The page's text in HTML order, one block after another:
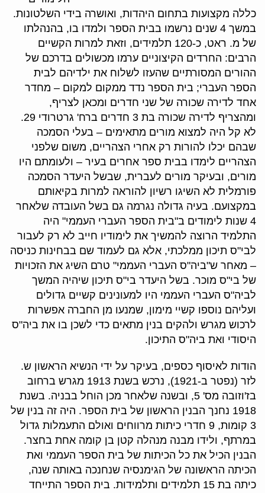
כללה מקצועות בתחום היהדות, ואושרה בידי השלטונות.
במשך 4 שנים נרשמו בבית הספר ולמדו בו, בהנהלתו
של מ. ראט, כ-120 תלמידים, וזאת למרות הקשיים
הרבים: החרדים הקיצוניים ערמו מכשולים בדרכם של
ההורים המסורתיים שהעזו לשלוח את ילדיהם לבית
הספר העברי; בית הספר נדד ממקום למקום – מחדר
אחד לדירה שכורה של שני חדרים ומכאן לצריף,
ומהצריף לדירה שכורה בת 3 חדרים ברח' גרטרודי 29.
לא קל היה למצוא מורים מתאימים – בעלי הסמכה
שבהם יכלו להורות רק אחרי הצהריים, משום שלפני
הצהריים לימדו בבית ספר אחרים בעיר – ולעומתם היו
מורים, ובעיקר מורים לעברית, שבשל היעדר הסמכה
פורמלית לא השיגו רשיון להוראה למרות בקיאותם
במקצועם. בעיה גדולה נגרמה גם בשל העובדה שלאחר
4 שנות לימודים ב"בית הספר העברי העממי" היה
התלמיד הרוצה להמשיך את לימודיו חייב לא רק לעבור
לבי"ס תיכון ממלכתי, אלא גם לעמוד שם בבחינות כניסה
– מאחר ש"ביה"ס העברי העממי" טרם השיג את הזכויות
של בי"ס מוכר. בשל היעדר בי"ס תיכון שיהיה המשך
לביה"ס העברי העממי היו למעונינים קשיים גדולים
ועליהם נוספו קשיי מימון, שמנעו מן החברה אפשרות
לרכוש מגרש ולהקים בנין מתאים כדי לשכן בו את ביה"ס
היסודי ואת ביה"ס התיכון.
הודות לאיסוף כספים, בעיקר על ידי הנשיא הראשון ש.
לזר (נפטר ב-1921), נרכש בשנת 1913 מגרש ברחוב
בז'וזובה מס' 5, ובשנה שלאחר מכן הוחל בבניה. בשנת
1918 נחנך הבנין הראשון של בית הספר. היה זה בנין של
3 קומות, 9 חדרי כיתות מרווחים ואולם התעמלות גדול
במרתף, ולידו מבנה מנהלה קטן בן קומה אחת בחצר.
הבנין הכיל את כל הכיתות של בית הספר העממי ואת
הכיתה הראשונה של הגימנסיה שנחנכה באותה שנה,
כיתה בת 15 תלמידים ותלמידות. בית הספר התייחד